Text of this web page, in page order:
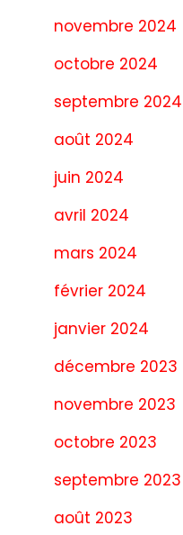
novembre 2024
octobre 2024
septembre 2024
août 2024
juin 2024
avril 2024
mars 2024
février 2024
janvier 2024
décembre 2023
novembre 2023
octobre 2023
septembre 2023
août 2023